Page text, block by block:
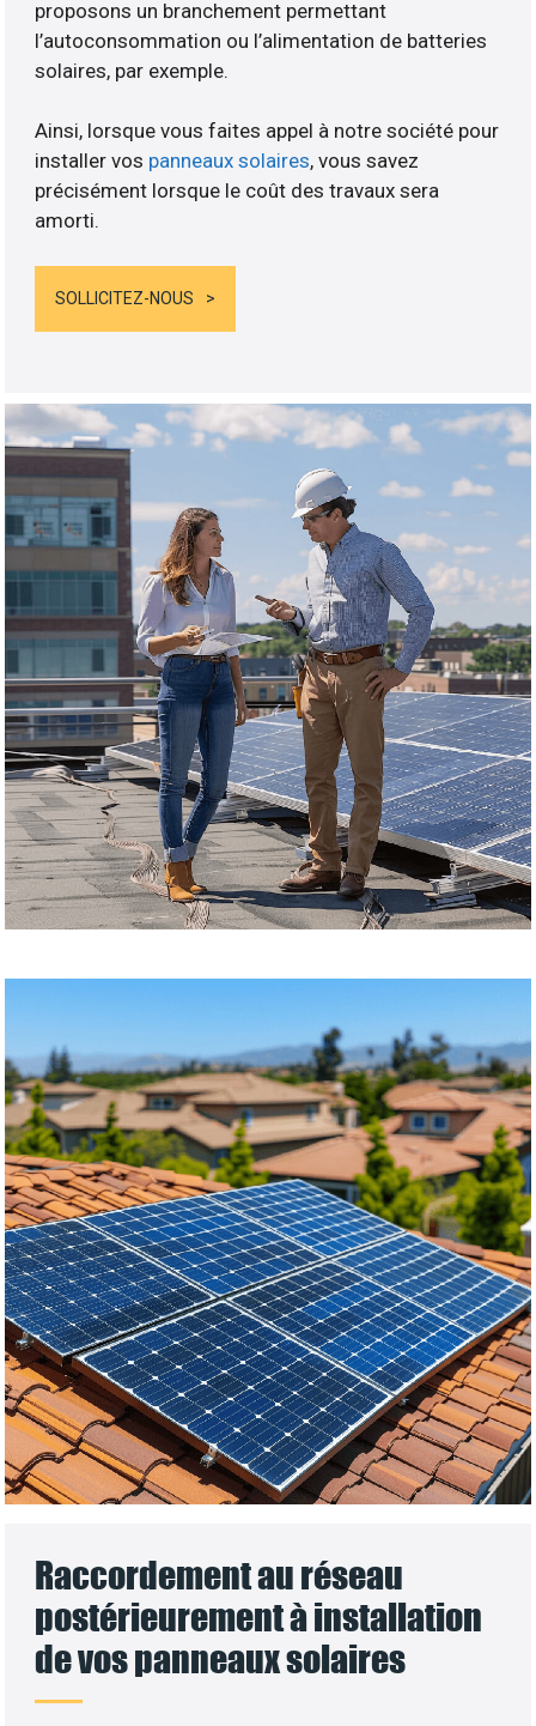
proposons un branchement permettant
l’autoconsommation ou l’alimentation de batteries
solaires, par exemple.
Ainsi, lorsque vous faites appel à notre société pour
installer vos panneaux solaires, vous savez
précisément lorsque le coût des travaux sera
amorti.
SOLLICITEZ-NOUS
Raccordement au réseau
postérieurement à installation
de vos panneaux solaires